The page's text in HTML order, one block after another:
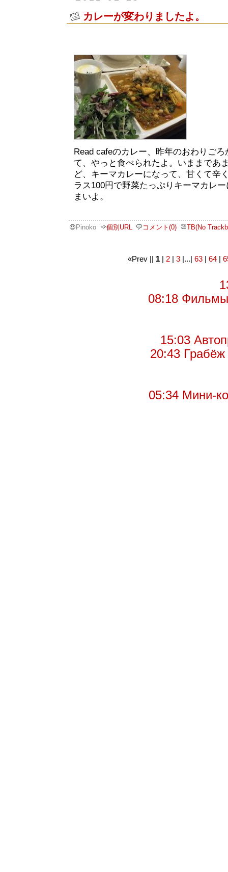
カレーが変わりましたよ。
Read cafeのカレー、昨年のおわりご
て、やっと食べられたよ。いままであ
ど、キーマカレーになって、甘くて辛
ラス100円で野菜たっぷりキーマカレ
まいよ。
Pinoko 個別URL コメント(0) TB(No
«Prev || 1 2 3 |...| 63 64
08:18 Фильмы
15:03
20:43
05:34 Мини-